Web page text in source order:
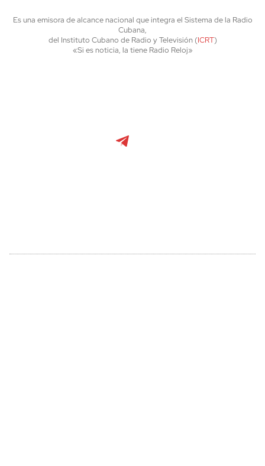
Es una emisora de alcance nacional que integra el Sistema de la Radio
Cubana,
del Instituto Cubano de Radio y Televisión (ICRT)
«Si es noticia, la tiene Radio Reloj»